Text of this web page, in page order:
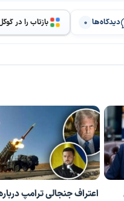
دیدگاه‌ها 0 بازتاب را در
اعتراف جنجالی ترامپ